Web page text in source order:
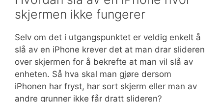
skjermen ikke fungerer
Selv om det i utgangspunktet er veldig enkelt å
slå av en iPhone krever det at man drar slideren
over skjermen for å bekrefte at man vil slå av
enheten. Så hva skal man gjøre dersom
iPhonen har fryst, har sort skjerm eller man av
andre grunner ikke får dratt slideren?